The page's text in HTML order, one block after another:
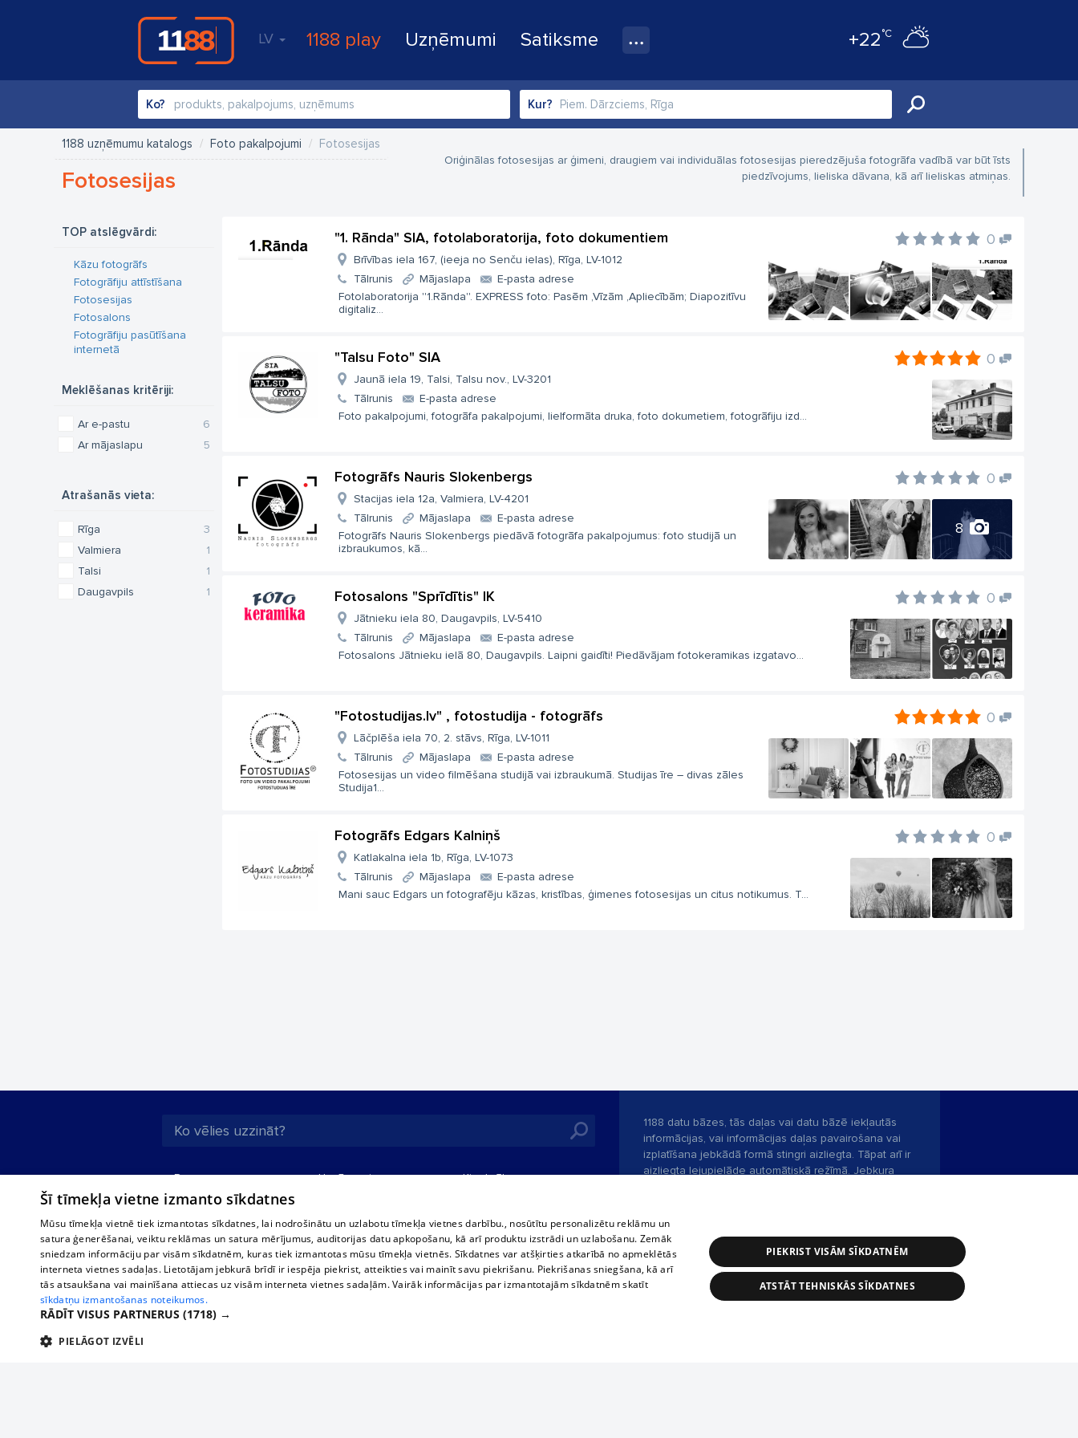
LV 1188 play Uzņēmumi Satiksme +22°C
Ko? Kur?
1188 uzņēmumu katalogs Foto pakalpojumi Fotosesijas
Fotosesijas
Oriģinālas fotosesijas ar ģimeni, draugiem vai individuālas fotosesijas pieredzējuša fotogrāfa vadībā var būt īsts
piedzīvojums, lieliska dāvana, kā arī lieliskas atmiņas.
TOP atslēgvārdi:
Kāzu fotogrāfs
Fotogrāfiju attīstīšana
Fotosesijas
Fotosalons
Fotogrāfiju pasūtīšana
internetā
Meklēšanas kritēriji:
6
Ar e-pastu
5
Ar mājaslapu
Atrašanās vieta:
3
Rīga
1
Valmiera
1
Talsi
1
Daugavpils
"1. Rānda" SIA, fotolaboratorija, foto dokumentiem 0
Brīvības iela 167, (ieeja no Senču ielas), Rīga, LV-1012
Tālrunis
Mājaslapa
E-pasta adrese
Fotolaboratorija ''1.Rānda''. EXPRESS foto: Pasēm ,Vīzām ,Apliecībām; Diapozitīvu
digitaliz...
"Talsu Foto" SIA 0
Jaunā iela 19, Talsi, Talsu nov., LV-3201
Tālrunis
E-pasta adrese
Foto pakalpojumi, fotogrāfa pakalpojumi, lielformāta druka, foto dokumetiem, fotogrāfiju izd...
Fotogrāfs Nauris Slokenbergs 0
8
Stacijas iela 12a, Valmiera, LV-4201
Tālrunis
Mājaslapa
E-pasta adrese
Fotogrāfs Nauris Slokenbergs piedāvā fotogrāfa pakalpojumus: foto studijā un
izbraukumos, kā...
Fotosalons "Sprīdītis" IK 0
Jātnieku iela 80, Daugavpils, LV-5410
Tālrunis
Mājaslapa
E-pasta adrese
Fotosalons Jātnieku ielā 80, Daugavpils. Laipni gaidīti! Piedāvājam fotokeramikas izgatavo...
"Fotostudijas.lv" , fotostudija - fotogrāfs 0
Lāčplēša iela 70, 2. stāvs, Rīga, LV-1011
Tālrunis
Mājaslapa
E-pasta adrese
Fotosesijas un video filmēšana studijā vai izbraukumā. Studijas īre – divas zāles
Studija1...
Fotogrāfs Edgars Kalniņš 0
Katlakalna iela 1b, Rīga, LV-1073
Tālrunis
Mājaslapa
E-pasta adrese
Mani sauc Edgars un fotografēju kāzas, kristības, ģimenes fotosesijas un citus notikumus. T...
Par mums
Reklāma
Biznesa klientiem
Tarifi
Privātuma politika
Sīkdatņu iestatījumi
Politiskā reklāma
Uzņēmumi
Autobusu biļetes
Vilcienu biļetes
Kinoteātros
Līguma noteikumi
360 Ziņas kontakti
1188 datu bāzes, tās daļas vai datu bāzē iekļautās
informācijas, vai informācijas daļas pavairošana vai
izplatīšana jebkādā formā stingri aizliegta. Tāpat arī ir
aizliegta lejupielāde automātiskā režīmā. Jebkura
Portāla palīdzības dienests: e-pasts -info@1188.lv
SIA Helio Media2004-2026
Šī tīmekļa vietne izmanto sīkdatnes
Mūsu tīmekļa vietnē tiek izmantotas sīkdatnes, lai nodrošinātu un uzlabotu tīmekļa vietnes darbību., nosūtītu personalizētu reklāmu un
satura ģenerēšanai, veiktu reklāmas un satura mērījumus, auditorijas datu apkopošanu, kā arī produktu izstrādi un uzlabošanu. Zemāk
sniedzam informāciju par visām sīkdatnēm, kuras tiek izmantotas mūsu tīmekļa vietnēs. Sīkdatnes var atšķirties atkarībā no apmeklētās
interneta vietnes sadaļas. Lietotājam jebkurā brīdī ir iespēja piekrist, atteikties vai mainīt savu piekrišanu. Piekrišanas sniegšana, kā arī
tās atsaukšana vai mainīšana attiecas uz visām interneta vietnes sadaļām. Vairāk informācijas par izmantotajām sīkdatnēm skatīt
sīkdatņu izmantošanas noteikumos.
RĀDĪT VISUS PARTNERUS (1718) →
PIELĀGOT IZVĒLI
PIEKRIST VISĀM SĪKDATNĒM
ATSTĀT TEHNISKĀS SĪKDATNES